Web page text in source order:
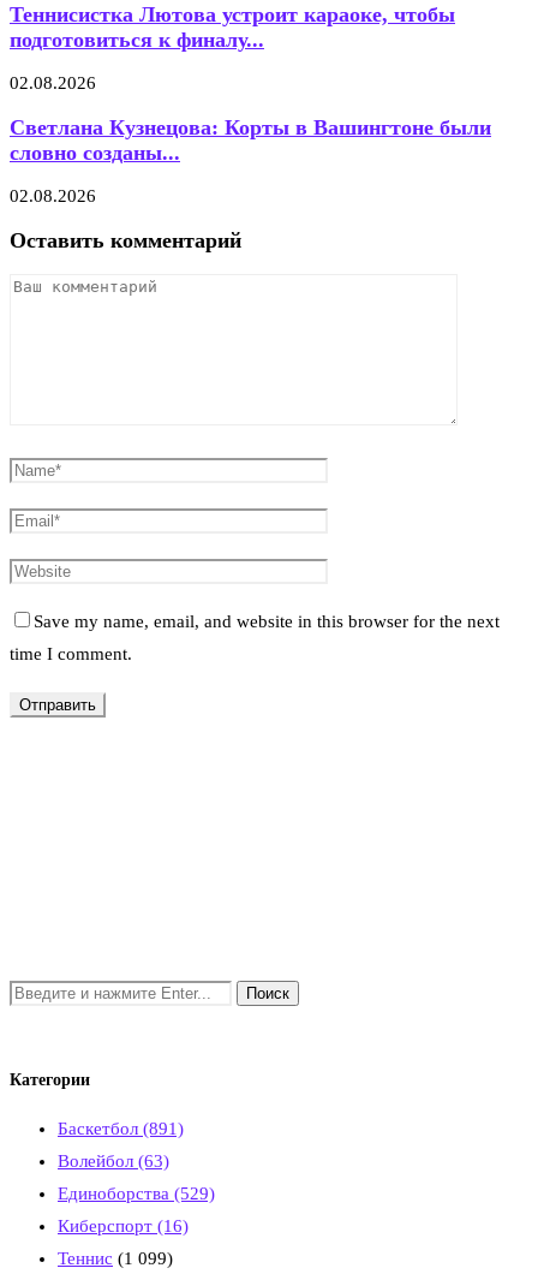
Теннисистка Лютова устроит караоке, чтобы
подготовиться к финалу...
02.08.2026
Светлана Кузнецова: Корты в Вашингтоне были
словно созданы...
02.08.2026
Оставить комментарий
Save my name, email, and website in this browser for the next
time I comment.
Категории
Баскетбол (891)
Волейбол (63)
Единоборства (529)
Киберспорт (16)
Теннис (1 099)